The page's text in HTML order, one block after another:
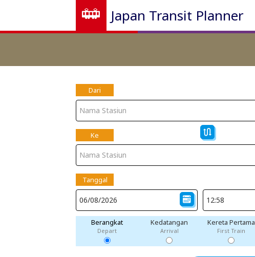
Japan Transit Planner
Dari
Ke
Tanggal
Berangkat
Depart
Kedatangan
Arrival
Kereta Pertama
First Train